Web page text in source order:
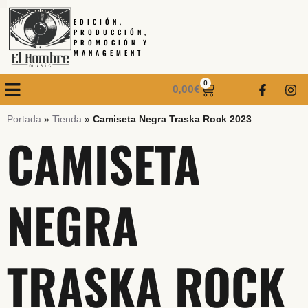
EDICIÓN,
PRODUCCIÓN,
PROMOCIÓN Y
MANAGEMENT
0,00€
0
Portada » Tienda » Camiseta Negra Traska Rock 2023
CAMISETA
NEGRA
TRASKA ROCK